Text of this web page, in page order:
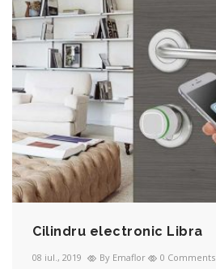
Cilindru electronic Libra
08 iul., 2019 By Emaflor 0 Comments